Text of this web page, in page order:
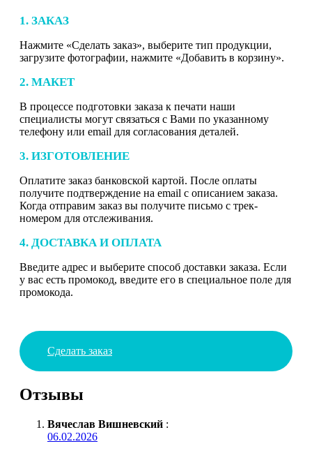
1. ЗАКАЗ
Нажмите «Сделать заказ», выберите тип продукции,
загрузите фотографии, нажмите «Добавить в корзину».
2. МАКЕТ
В процессе подготовки заказа к печати наши
специалисты могут связаться с Вами по указанному
телефону или email для согласования деталей.
3. ИЗГОТОВЛЕНИЕ
Оплатите заказ банковской картой. После оплаты
получите подтверждение на email с описанием заказа.
Когда отправим заказ вы получите письмо с трек-
номером для отслеживания.
4. ДОСТАВКА И ОПЛАТА
Введите адрес и выберите способ доставки заказа. Если
у вас есть промокод, введите его в специальное поле для
промокода.
Сделать заказ
Отзывы
Вячеслав Вишневский :
06.02.2026